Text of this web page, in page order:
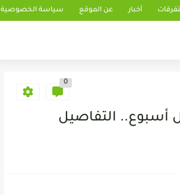
أخبار عن الموقع سياسة الخصوصية
0
أسبوع.. التفاصيل